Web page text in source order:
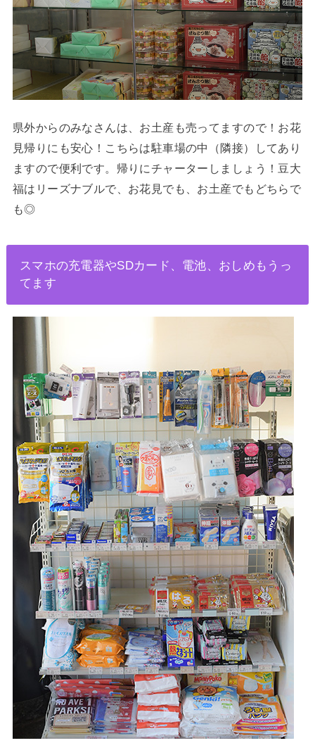
県外からのみなさんは、お土産も売ってますので！お花
見帰りにも安心！こちらは駐車場の中（隣接）してあり
ますので便利です。帰りにチャーターしましょう！ 豆大
福はリーズナブルで、お花見でも、お土産でもどちらで
も◎
スマホの充電器やSDカード、電池、おしめもうっ
てます